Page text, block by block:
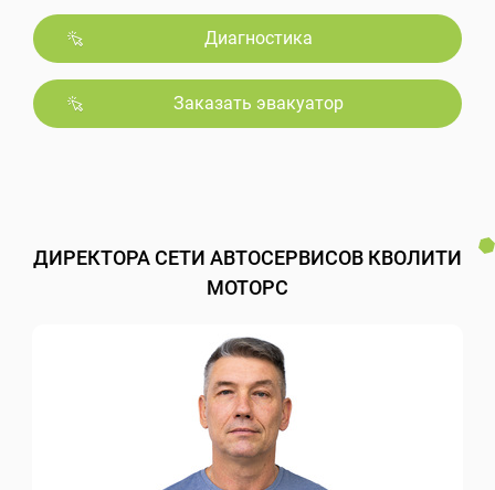
Диагностика
Заказать эвакуатор
ДИРЕКТОРА СЕТИ АВТОСЕРВИСОВ КВОЛИТИ
МОТОРС